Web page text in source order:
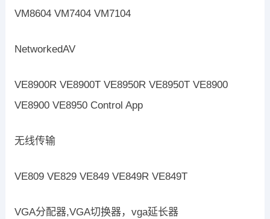
VM8604 VM7404 VM7104
NetworkedAV
VE8900R VE8900T VE8950R VE8950T VE8900
VE8900 VE8950 Control App
无线传输
VE809 VE829 VE849 VE849R VE849T
VGA分配器,VGA切换器，vga延长器